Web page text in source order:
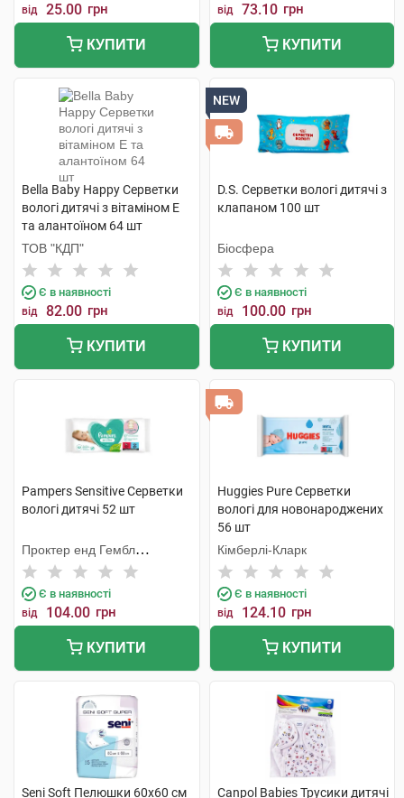
від 25.00 грн
КУПИТИ
від 73.10 грн
КУПИТИ
Bella Baby Happy Серветки
вологі дитячі з вітаміном Е
та алантоїном 64 шт
ТОВ "КДП"
Є в наявності
від 82.00 грн
КУПИТИ
NEW
D.S. Серветки вологі дитячі з
клапаном 100 шт
Біосфера
Є в наявності
від 100.00 грн
КУПИТИ
Pampers Sensitive Серветки
вологі дитячі 52 шт
Проктер енд Гембл
Мануфекчурінг
Є в наявності
від 104.00 грн
КУПИТИ
Huggies Pure Серветки
вологі для новонароджених
56 шт
Кімберлі-Кларк
Є в наявності
від 124.10 грн
КУПИТИ
Seni Soft Пелюшки 60х60 см Canpol Babies Трусики дитячі